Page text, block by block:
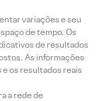
variações e seu
de tempo. Os
de resultados
As informações
e os resultados reais
a rede de